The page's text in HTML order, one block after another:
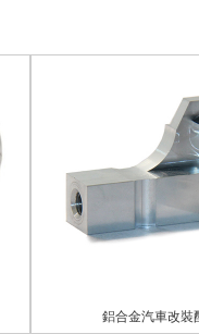
鋁合金汽車改裝配